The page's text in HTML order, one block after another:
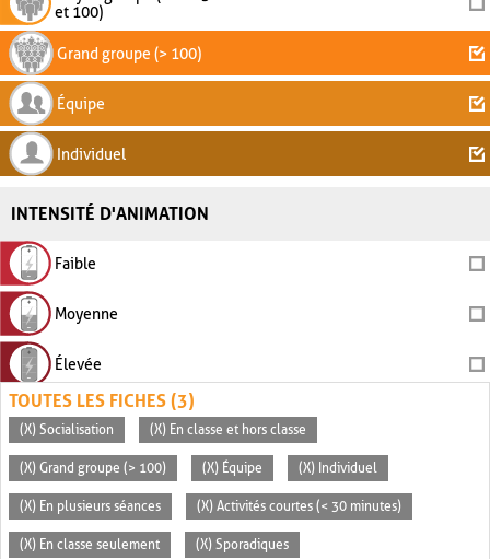
et 100)
Grand groupe (> 100)
Équipe
Individuel
INTENSITÉ D'ANIMATION
Faible
Moyenne
Élevée
TOUTES LES FICHES (3)
(X) Socialisation (X) En classe et hors classe
(X) Grand groupe (> 100) (X) Équipe (X) Individuel
(X) En plusieurs séances (X) Activités courtes (< 30 minutes)
(X) En classe seulement (X) Sporadiques